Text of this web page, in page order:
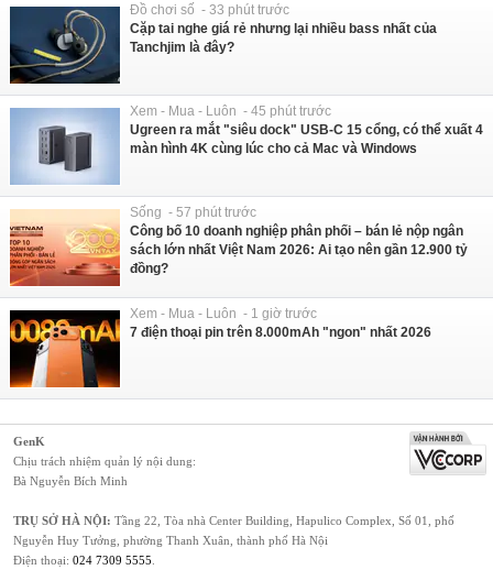
Đồ chơi số - 33 phút trước
Cặp tai nghe giá rẻ nhưng lại nhiều bass nhất của
Tanchjim là đây?
Xem - Mua - Luôn - 45 phút trước
Ugreen ra mắt "siêu dock" USB-C 15 cổng, có thể xuất 4
màn hình 4K cùng lúc cho cả Mac và Windows
Sống - 57 phút trước
Công bố 10 doanh nghiệp phân phối – bán lẻ nộp ngân
sách lớn nhất Việt Nam 2026: Ai tạo nên gần 12.900 tỷ
đồng?
Xem - Mua - Luôn - 1 giờ trước
7 điện thoại pin trên 8.000mAh "ngon" nhất 2026
GenK
Chịu trách nhiệm quản lý nội dung:
Bà Nguyễn Bích Minh
TRỤ SỞ HÀ NỘI: Tầng 22, Tòa nhà Center Building, Hapulico Complex, Số 01, phố
Nguyễn Huy Tưởng, phường Thanh Xuân, thành phố Hà Nội
Điện thoại: 024 7309 5555